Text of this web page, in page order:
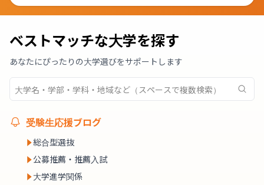
ベストマッチな大学を探す
あなたにぴったりの大学選びをサポートします
受験生応援ブログ
総合型選抜
公募推薦・推薦入試
大学進学関係